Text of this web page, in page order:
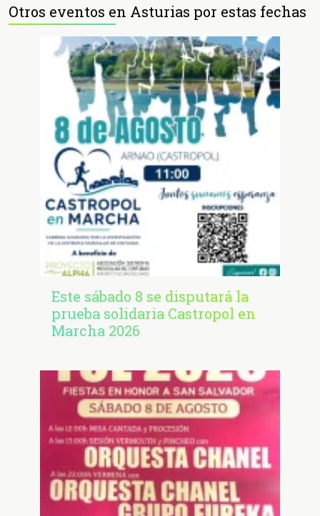
Otros eventos en Asturias por estas fechas
Este sábado 8 se disputará la
prueba solidaria Castropol en
Marcha 2026